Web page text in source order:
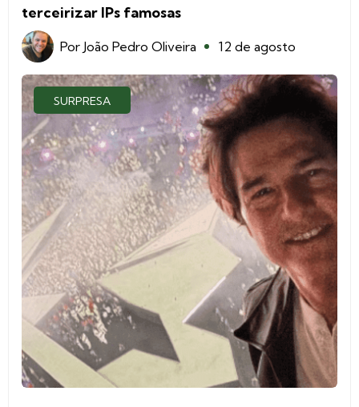
terceirizar IPs famosas
Por João Pedro Oliveira 12 de agosto
SURPRESA